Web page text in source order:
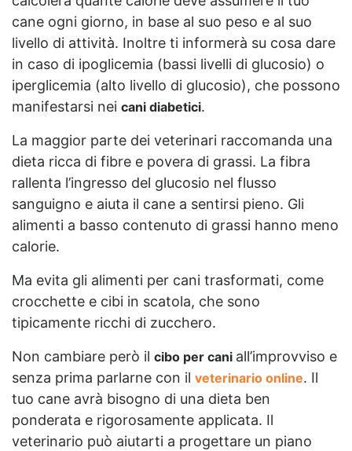
cane ogni giorno, in base al suo peso e al suo
livello di attività. Inoltre ti informerà su cosa dare
in caso di ipoglicemia (bassi livelli di glucosio) o
iperglicemia (alto livello di glucosio), che possono
manifestarsi nei cani diabetici.
La maggior parte dei veterinari raccomanda una
dieta ricca di fibre e povera di grassi. La fibra
rallenta l’ingresso del glucosio nel flusso
sanguigno e aiuta il cane a sentirsi pieno. Gli
alimenti a basso contenuto di grassi hanno meno
calorie.
Ma evita gli alimenti per cani trasformati, come
crocchette e cibi in scatola, che sono
tipicamente ricchi di zucchero.
Non cambiare però il cibo per cani all’improvviso e
senza prima parlarne con il veterinario online. Il
tuo cane avrà bisogno di una dieta ben
ponderata e rigorosamente applicata. Il
veterinario può aiutarti a progettare un piano